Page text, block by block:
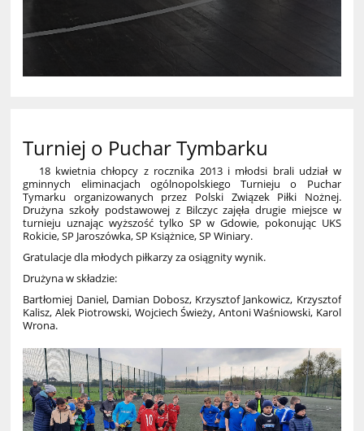
Turniej o Puchar Tymbarku
18 kwietnia chłopcy z rocznika 2013 i młodsi brali udział w
gminnych eliminacjach ogólnopolskiego Turnieju o Puchar
Tymarku organizowanych przez Polski Związek Piłki Nożnej.
Drużyna szkoły podstawowej z Bilczyc zajęła drugie miejsce w
turnieju uznając wyższość tylko SP w Gdowie, pokonując UKS
Rokicie, SP Jaroszówka, SP Książnice, SP Winiary.
Gratulacje dla młodych piłkarzy za osiągnity wynik.
Drużyna w składzie:
Bartłomiej Daniel, Damian Dobosz, Krzysztof Jankowicz, Krzysztof
Kalisz, Alek Piotrowski, Wojciech Świeży, Antoni Waśniowski, Karol
Wrona.